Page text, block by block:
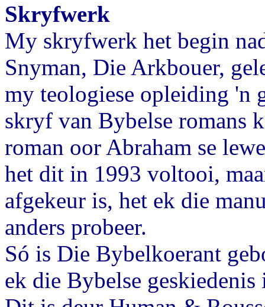
Skryfwerk
My skryfwerk het begin
Snyman, Die Arkbouer,
my teologiese opleiding 'n
skryf van Bybelse romans
roman oor Abraham se
het dit in 1993 voltooi,
afgekeur is, het ek die
anders probeer.
Só is Die Bybelkoerant
ek die Bybelse